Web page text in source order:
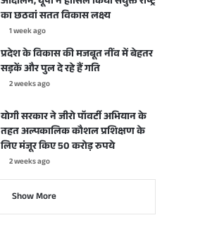
का छठवां सतत विकास लक्ष्य
1 week ago
प्रदेश के विकास की मजबूत नींव में बेहतर
सड़कें और पुल दे रहे हैं गति
2 weeks ago
योगी सरकार ने जीरो पॉवर्टी अभियान के
तहत अल्पकालिक कौशल प्रशिक्षण के
लिए मंजूर किए 50 करोड़ रुपये
2 weeks ago
Show More